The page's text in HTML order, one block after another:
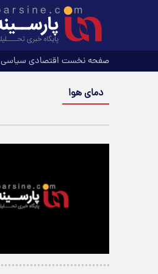
صفحه نخست اقتصادی سیاسی
دمای هوا